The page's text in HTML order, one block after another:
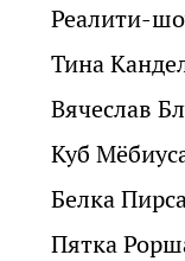
Реалити-
Тина
Вячеслав
Куб
Белка
Пятка